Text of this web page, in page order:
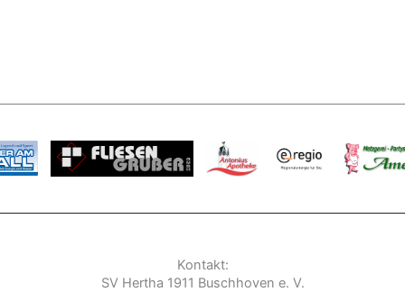
Kontakt:
SV Hertha 1911 Buschhoven e. V.